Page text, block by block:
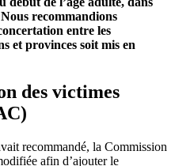
recommandions
entre les
et provinces soit mis en
des victimes
recommandé, la Commission
afin d’ajouter le